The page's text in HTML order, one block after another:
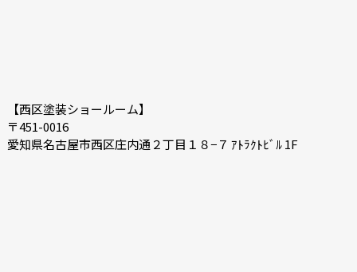
【西区塗装ショールーム】
〒451-0016
愛知県名古屋市西区庄内通２丁目１８−７ ｱﾄﾗｸﾄﾋﾞﾙ 1F